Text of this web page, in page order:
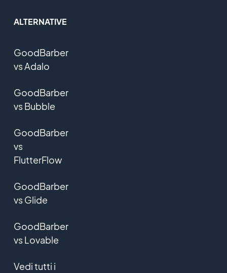
ALTERNATIVE
GoodBarber
vs Adalo
GoodBarber
vs Bubble
GoodBarber
vs
FlutterFlow
GoodBarber
vs Glide
GoodBarber
vs Lovable
Vedi tutti i